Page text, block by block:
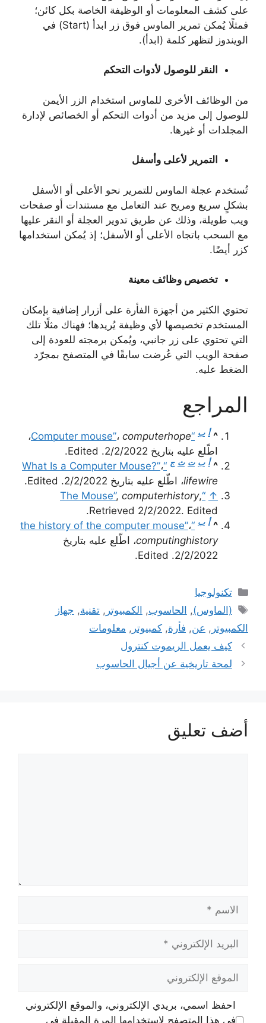
على كشف المعلومات أو الوظيفة الخاصة بكل كائن؛
فمثلًا يُمكن تمرير الماوس فوق زر ابدأ (Start) في
الويندوز لتظهر كلمة (ابدأ).
النقر للوصول لأدوات التحكم
من الوظائف الأخرى للماوس استخدام الزر الأيمن
للوصول إلى مزيد من أدوات التحكم أو الخصائص لإدارة
المجلدات أو غيرها.
التمرير لأعلى وأسفل
تُستخدم عجلة الماوس للتمرير نحو الأعلى أو الأسفل
بشكلٍ سريع ومريح عند التعامل مع مستندات أو صفحات
ويب طويلة، وذلك عن طريق تدوير العجلة أو النقر عليها
مع السحب باتجاه الأعلى أو الأسفل؛ إذ يُمكن استخدامها
كزر أيضًا.
تخصيص وظائف معينة
تحتوي الكثير من أجهزة الفأرة على أزرار إضافية بإمكان
المستخدم تخصيصها لأي وظيفة يُريدها؛ فهناك مثلًا تلك
التي تحتوي على زر جانبي، ويُمكن برمجته للعودة إلى
صفحة الويب التي عُرضت سابقًا في المتصفح بمجرّد
الضغط عليه.
المراجع
^ أ ب “Computer mouse” ، computerhope
،
اطّلع عليه بتاريخ 2/2/2022. Edited.
^ أ ب ت ث ج “What Is a Computer Mouse?”،
lifewire، اطّلع عليه بتاريخ 2/2/2022. Edited.
↑
“The Mouse”
, computerhistory,
Retrieved 2/2/2022. Edited.
^ أ ب “the history of the computer mouse”،
computinghistory، اطّلع عليه بتاريخ
2/2/2022. Edited.
التصنيفات
تكنولوجيا
الوسوم
(الماوس), الحاسوب, الكمبيوتر ,تقنية, جهاز
الكمبيوتر , عن, فأرة, كمبيوتر , معلومات
كيف يعمل الريموت كنترول
لمحة تاريخية عن أجيال الحاسوب
أضف تعليق
الاسم
البريد
الإلكتروني
الموقع
الإلكتروني
احفظ اسمي، بريدي الإلكتروني، والموقع الإلكتروني
في هذا المتصفح لاستخدامها المرة المقبلة في